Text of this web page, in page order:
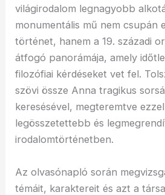
világirodalom legnagyobb
monumentális mű nem csupán
történet, hanem a 19. századi
átfogó panorámája, amely
filozófiai kérdéseket vet fel.
szövi össze Anna tragikus
keresésével, megteremtve
legösszetettebb és
irodalomtörténetben.
Az olvasónapló során
témáit, karaktereit és azt a